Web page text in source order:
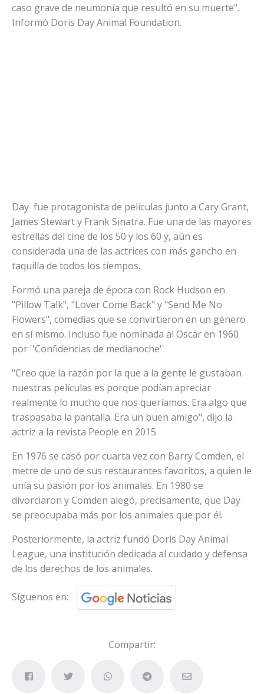
caso grave de neumonía que resultó en su muerte".
Informó Doris Day Animal Foundation.
Day fue protagonista de películas junto a Cary Grant,
James Stewart y Frank Sinatra. Fue una de las mayores
estrellas del cine de los 50 y los 60 y, aún es
considerada una de las actrices con más gancho en
taquilla de todos los tiempos.
Formó una pareja de época con Rock Hudson en
"Pillow Talk", "Lover Come Back" y "Send Me No
Flowers", comedias que se convirtieron en un género
en sí mismo. Incluso fue nominada al Oscar en 1960
por ''Confidencias de medianoche''
"Creo que la razón por la que a la gente le gustaban
nuestras películas es porque podían apreciar
realmente lo mucho que nos queríamos. Era algo que
traspasaba la pantalla. Era un buen amigo", dijo la
actriz a la revista People en 2015.
En 1976 se casó por cuarta vez con Barry Comden, el
metre de uno de sus restaurantes favoritos, a quien le
unía su pasión por los animales. En 1980 se
divorciaron y Comden alegó, precisamente, que Day
se preocupaba más por los animales que por él.
Posteriormente, la actriz fundó Doris Day Animal
League, una institución dedicada al cuidado y defensa
de los derechos de los animales.
Síguenos en:
Compartir: